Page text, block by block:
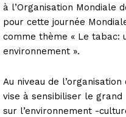
à l’Organisation Mondiale
pour cette journée
comme thème « Le tabac:
environnement ».
Au niveau de
vise à sensibiliser le
sur l’environnement -